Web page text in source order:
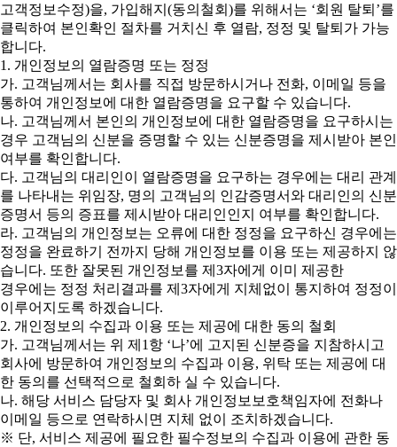
고객정보수정)을, 가입해지(동의철회)를 위해서는 ‘회원 탈퇴’를
클릭하여 본인확인 절차를 거치신 후 열람, 정정 및 탈퇴가 가능
합니다.
1. 개인정보의 열람증명 또는 정정
가. 고객님께서는 회사를 직접 방문하시거나 전화, 이메일 등을
통하여 개인정보에 대한 열람증명을 요구할 수 있습니다.
나. 고객님께서 본인의 개인정보에 대한 열람증명을 요구하시는
경우 고객님의 신분을 증명할 수 있는 신분증명을 제시받아 본인
여부를 확인합니다.
다. 고객님의 대리인이 열람증명을 요구하는 경우에는 대리 관계
를 나타내는 위임장, 명의 고객님의 인감증명서와 대리인의 신분
증명서 등의 증표를 제시받아 대리인인지 여부를 확인합니다.
라. 고객님의 개인정보는 오류에 대한 정정을 요구하신 경우에는
정정을 완료하기 전까지 당해 개인정보를 이용 또는 제공하지 않
습니다. 또한 잘못된 개인정보를 제3자에게 이미 제공한
경우에는 정정 처리결과를 제3자에게 지체없이 통지하여 정정이
이루어지도록 하겠습니다.
2. 개인정보의 수집과 이용 또는 제공에 대한 동의 철회
가. 고객님께서는 위 제1항 ‘나’에 고지된 신분증을 지참하시고
회사에 방문하여 개인정보의 수집과 이용, 위탁 또는 제공에 대
한 동의를 선택적으로 철회하 실 수 있습니다.
나. 해당 서비스 담당자 및 회사 개인정보보호책임자에 전화나
이메일 등으로 연락하시면 지체 없이 조치하겠습니다.
※ 단, 서비스 제공에 필요한 필수정보의 수집과 이용에 관한 동